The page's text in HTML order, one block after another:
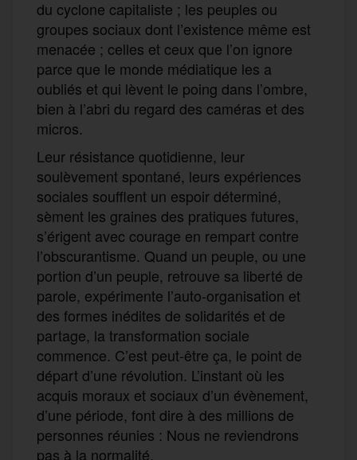
du cyclone capitaliste ; les peuples ou
groupes sociaux dont l’existence même est
menacée ; celles et ceux que l’on ignore
parce que le monde médiatique les a
oubliés et qui lèvent le poing dans l’ombre,
bien à l’abri du regard des caméras et des
micros.
Leur résistance quotidienne, leur
soulèvement spontané, leurs expériences
sociales soufflent un espoir déterminé,
sèment les graines des pratiques futures,
s’érigent avec courage en rempart contre
l’obscurantisme. Quand un peuple, ou une
portion d’un peuple, retrouve sa liberté de
parole, expérimente l’auto-organisation et
des formes inédites de solidarités et de
partage, la transformation sociale
commence. C’est peut-être ça, le point de
départ d’une révolution. L’instant où les
acquis moraux et sociaux d’un évènement,
d’une période, font dire à des millions de
personnes réunies : Nous ne reviendrons
pas à la normalité.